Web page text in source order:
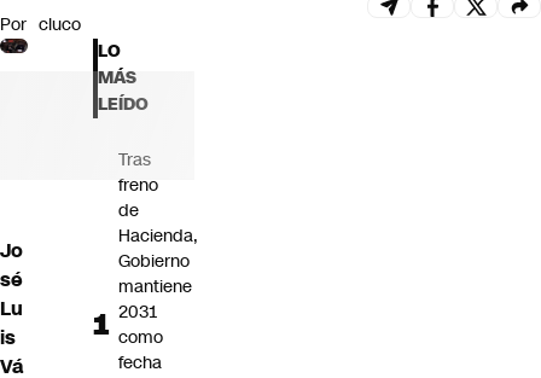
Por cluco
Jo
sé
Lu
is
Vá
LO
MÁS
LEÍDO
Tras
freno
de
Hacienda,
Gobierno
mantiene
2031
como
fecha